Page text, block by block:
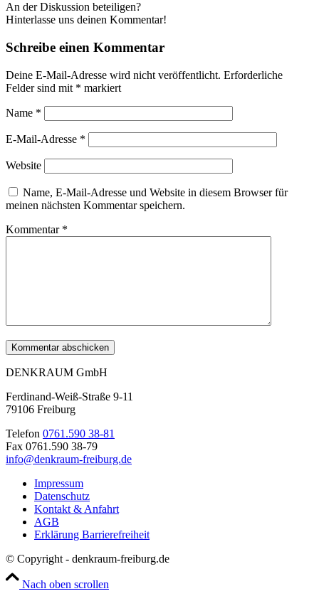
An der Diskussion beteiligen?
Hinterlasse uns deinen Kommentar!
Schreibe einen Kommentar
Deine E-Mail-Adresse wird nicht veröffentlicht. Erforderliche
Felder sind mit * markiert
Name *
E-Mail-Adresse *
Website
Name, E-Mail-Adresse und Website in diesem Browser für
meinen nächsten Kommentar speichern.
Kommentar *
DENKRAUM GmbH
Ferdinand-Weiß-Straße 9-11
79106 Freiburg
Telefon 0761.590 38-81
Fax 0761.590 38-79
info@denkraum-freiburg.de
Impressum
Datenschutz
Kontakt & Anfahrt
AGB
Erklärung Barrierefreiheit
© Copyright - denkraum-freiburg.de
Nach oben scrollen